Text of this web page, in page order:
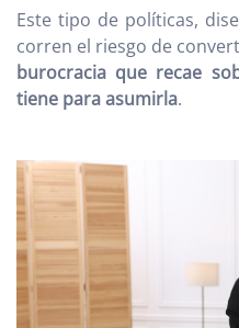
Este tipo de políticas,
corren el riesgo de
burocracia que recae
tiene para asumirla.